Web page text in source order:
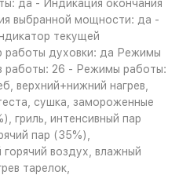
да - Индикация окончания
выбранной мощности: да -
текущей
работы духовки: да Режимы
работы: 26 - Режимы работы:
верхний+нижний нагрев,
сушка, замороженные
гриль, интенсивный пар
пар (35%),
воздух, влажный
тарелок,